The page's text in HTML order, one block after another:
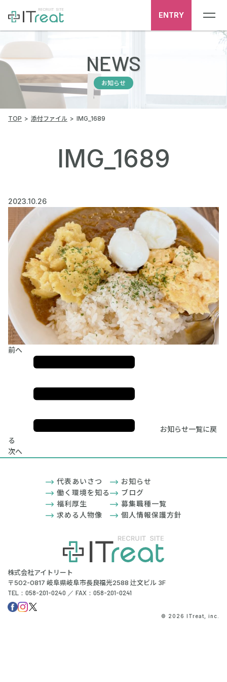
ENTRY
NEWS
お知らせ
TOP 添付ファイル IMG_1689
IMG_1689
2023.10.26
前へ
お知らせ一覧に戻
る
次へ
株式会社アイトリート
〒502-0817 岐阜県岐阜市長良福光2588 辻文ビル 3F
TEL：058-201-0240 ／ FAX：058-201-0241
代表あいさつ
働く環境を知る
福利厚生
求める人物像
お知らせ
ブログ
募集職種一覧
個人情報保護方針
© 2026 ITreat, inc.